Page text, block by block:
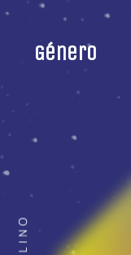
Género